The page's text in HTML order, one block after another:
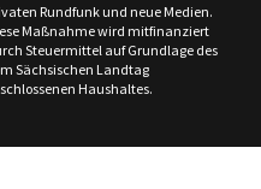
Rundfunk und neue Medien.
Maßnahme wird mitfinanziert
Steuermittel auf Grundlage des
Sächsischen Landtag
Haushaltes.